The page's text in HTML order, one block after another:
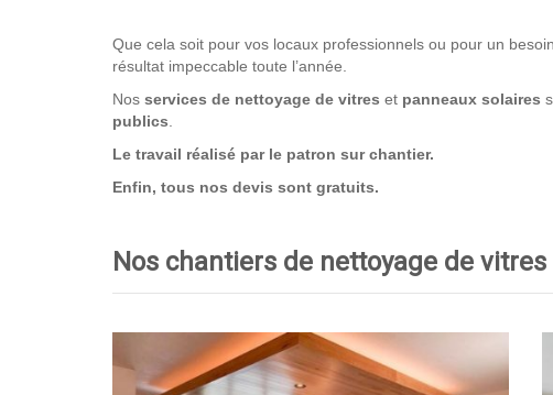
Que cela soit pour vos locaux professionnels ou pour un
résultat impeccable toute l’année.
Nos services de nettoyage de vitres et panneaux solaires
publics
Le travail réalisé par le patron sur chantier.
Enfin, tous nos devis sont gratuits.
Nos chantiers de nettoyage de